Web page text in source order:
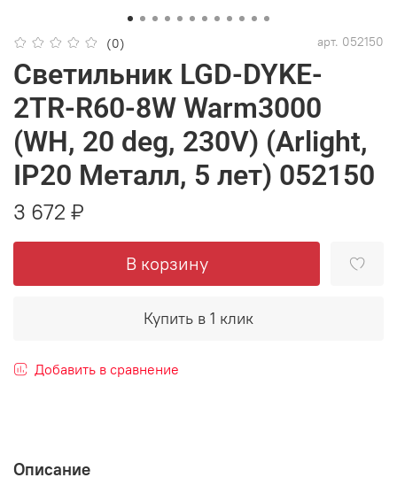
(0) арт. 052150
Светильник LGD-DYKE-
2TR-R60-8W Warm3000
(WH, 20 deg, 230V) (Arlight,
IP20 Металл, 5 лет) 052150
3 672 ₽
В корзину
Купить в 1 клик
Добавить в сравнение
Описание